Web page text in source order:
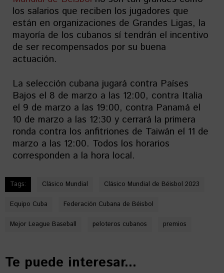
los salarios que reciben los jugadores que
están en organizaciones de Grandes Ligas, la
mayoría de los cubanos sí tendrán el incentivo
de ser recompensados por su buena
actuación.
La selección cubana jugará contra Países
Bajos el 8 de marzo a las 12:00, contra Italia
el 9 de marzo a las 19:00, contra Panamá el
10 de marzo a las 12:30 y cerrará la primera
ronda contra los anfitriones de Taiwán el 11 de
marzo a las 12:00. Todos los horarios
corresponden a la hora local.
Tags: Clásico Mundial Clásico Mundial de Béisbol 2023
Equipo Cuba Federación Cubana de Béisbol
Mejor League Baseball peloteros cubanos premios
Te puede interesar...